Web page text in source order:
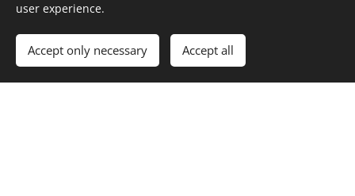
Consúltanos gratis ahora
user experience.
Accept only necessary Accept all